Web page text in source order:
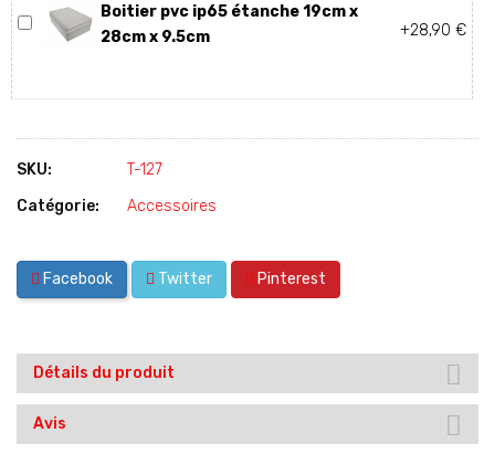
Boitier pvc ip65 étanche 19cm x
28cm x 9.5cm
+28,90 €
SKU:
T-127
Catégorie:
Accessoires
Facebook Twitter Pinterest
Détails du produit
Avis